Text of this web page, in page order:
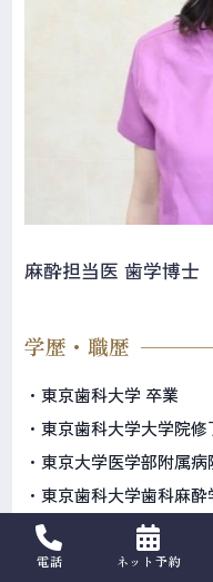
麻酔担当医 歯学博士
学歴・職歴
・東京歯科大学 卒業
・東京歯科大学大学院
・東京大学医学部附属
・東京歯科大学歯科麻
・東京歯科大学歯科麻
・塩崎歯科 勤務
電話 ネット予約